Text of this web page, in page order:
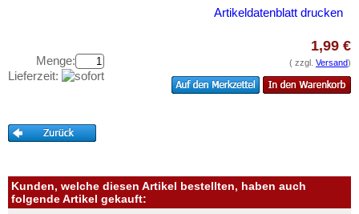
Esingen
Esslingen
Ettal
Eutin
Informationen
Preislisten
Erhaltungsgrade
FAQ
Artikeldatenblatt drucken
Menge:
Lieferzeit:
1,99 €
( zzgl. Versand)
Kunden, welche diesen Artikel bestellten, haben auch
folgende Artikel gekauft: